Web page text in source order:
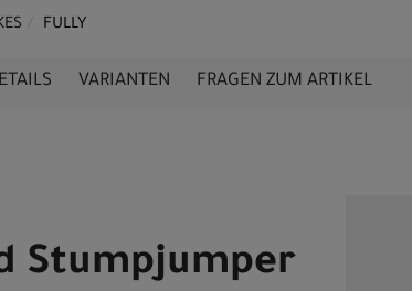
FULLY
VARIANTEN FRAGEN ZUM ARTIKEL
Stumpjumper